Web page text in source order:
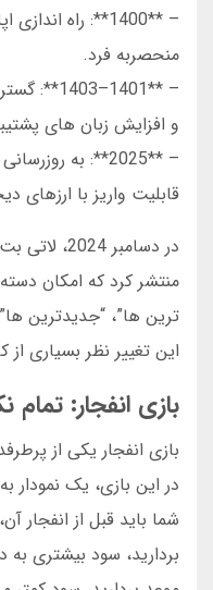
– **1400**: راه
منحصربه فرد.
–
و افزایش زبان های
– **2025**: به
قابلیت واریز با ارزهای
در دسامبر
منتشر کرد که امکان
ترین ها”، “جدیدترین
این تغییر نظر بسیاری
بازی انفجار: تمام
بازی انفجار یکی از
در این بازی، یک
شما باید قبل از انفجار
بردارید، سود بیشتری به